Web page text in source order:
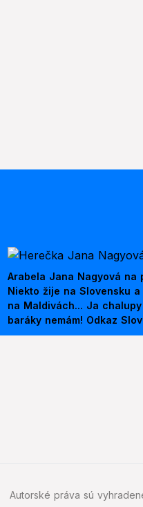
Arabela Jana Nagyová na
Niekto žije na Slovensku
na Maldivách... Ja chalupy
baráky nemám! Odkaz
Autorské práva sú